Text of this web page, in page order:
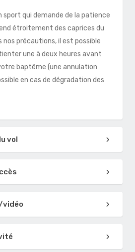
sport qui demande de la patience
étroitement des caprices du
précautions, il est possible
une à deux heures avant
baptême (une annulation
en cas de dégradation des
vol
vidéo